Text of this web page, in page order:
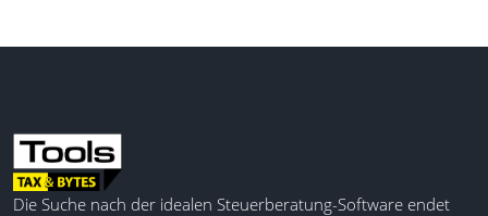
Die Suche nach der idealen Steuerberatung-Software endet